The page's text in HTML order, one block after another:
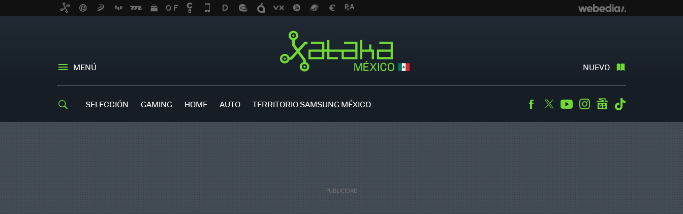
MENÚ NUEVO
SELECCIÓN GAMING HOME AUTO TERRITORIO SAMSUNG MÉXICO Facebook
TwitterYoutubeInstagramgooglenews